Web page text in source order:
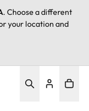
. Choose a different
your location and